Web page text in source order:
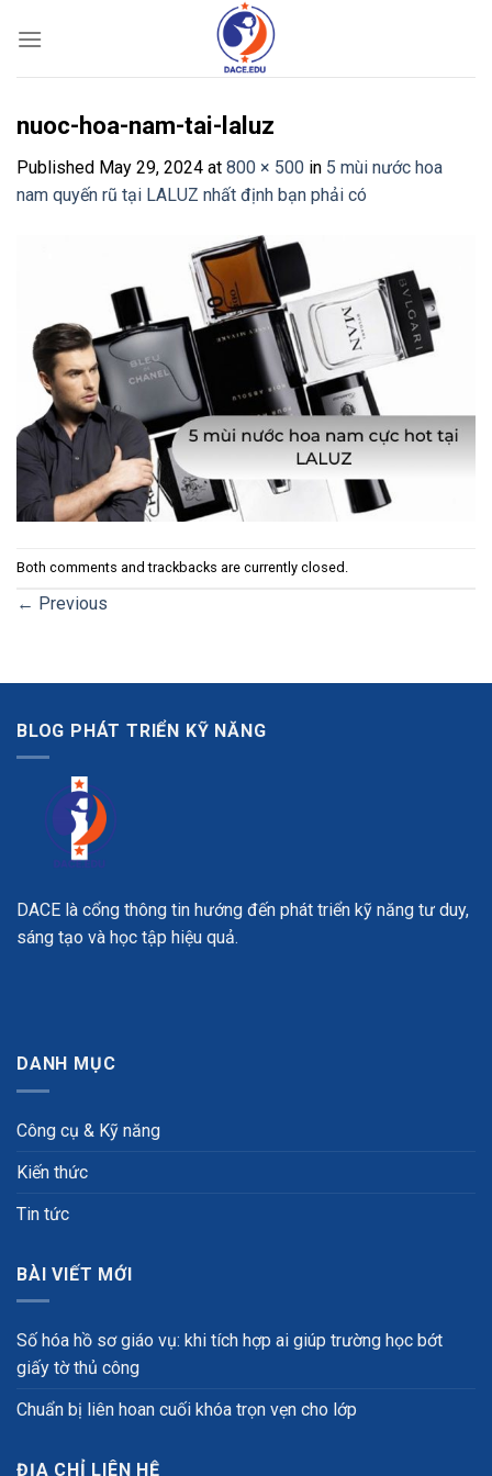
nuoc-hoa-nam-tai-laluz
Published May 29, 2024 at 800 × 500 in 5 mùi nước hoa
nam quyến rũ tại LALUZ nhất định bạn phải có
Both comments and trackbacks are currently closed.
← Previous
BLOG PHÁT TRIỂN KỸ NĂNG
DACE là cổng thông tin hướng đến phát triển kỹ năng tư duy,
sáng tạo và học tập hiệu quả.
DANH MỤC
Công cụ & Kỹ năng
Kiến thức
Tin tức
BÀI VIẾT MỚI
Số hóa hồ sơ giáo vụ: khi tích hợp ai giúp trường học bớt
giấy tờ thủ công
Chuẩn bị liên hoan cuối khóa trọn vẹn cho lớp
ĐỊA CHỈ LIÊN HỆ